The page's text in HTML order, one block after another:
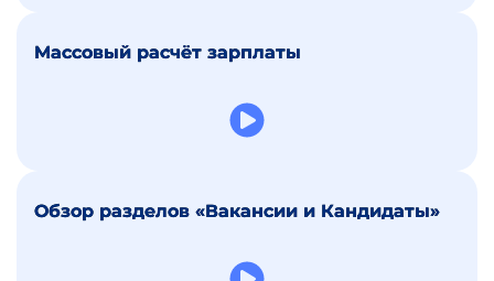
Массовый расчёт зарплаты
Обзор разделов «Вакансии и Кандидаты»